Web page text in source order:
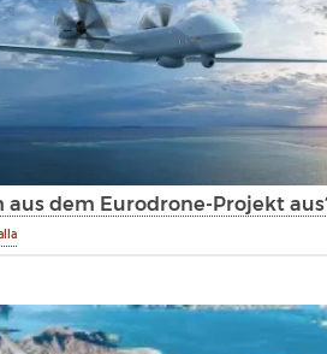
aus dem Eurodrone-Projekt